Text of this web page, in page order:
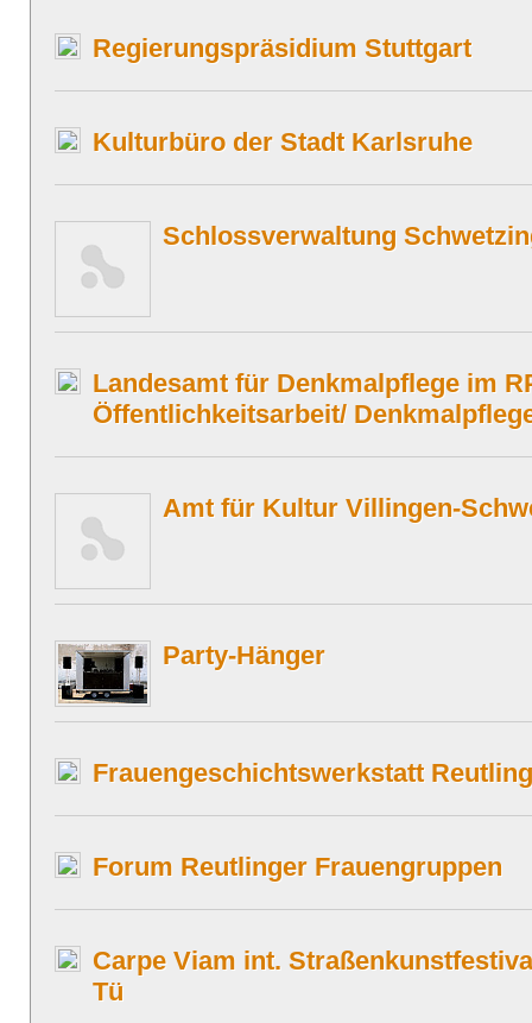
Regierungspräsidium Stuttgart
Kulturbüro der Stadt Karlsruhe
Schlossverwaltung
Landesamt für Denkmalpflege im
Öffentlichkeitsarbeit/
Amt für Kultur Villingen-
Party-Hänger
Frauengeschichtswerkstatt
Forum Reutlinger Frauengruppen
Carpe Viam int.
Tü